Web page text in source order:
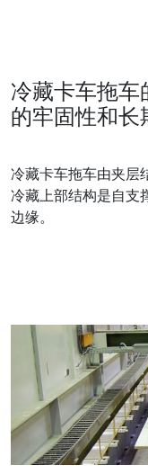
冷藏卡车拖
的牢固性和长
冷藏卡车拖车由夹层
冷藏上部结构是自支
边缘。